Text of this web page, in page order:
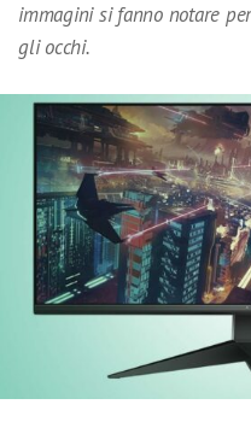
immagini si fanno notare
gli occhi.